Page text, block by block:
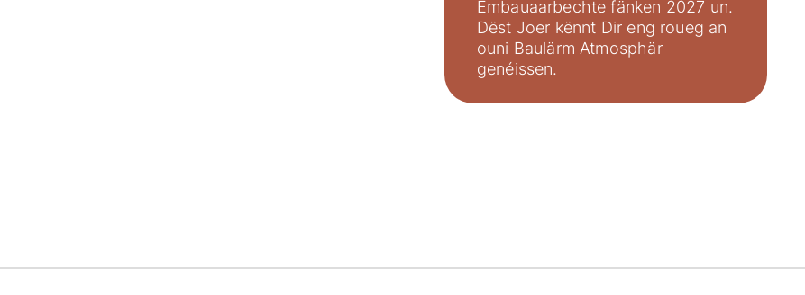
Ëmbauaarbechte fänken 2027 un.
Dëst Joer kënnt Dir eng roueg an
ouni Baulärm Atmosphär
genéissen.